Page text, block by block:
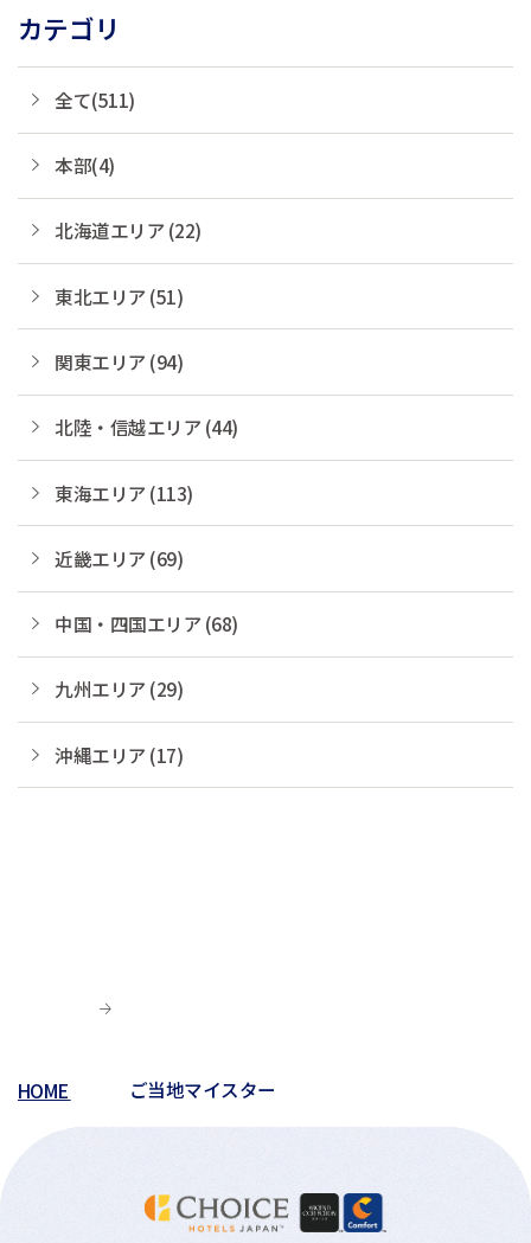
カテゴリ
全て(511)
本部(4)
北海道エリア (22)
東北エリア (51)
関東エリア (94)
北陸・信越エリア (44)
東海エリア (113)
近畿エリア (69)
中国・四国エリア (68)
九州エリア (29)
沖縄エリア (17)
HOME ご当地マイスター